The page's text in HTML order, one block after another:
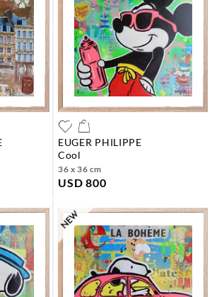
EUGER PHILIPPE
cool
36 x 36 cm
USD 800